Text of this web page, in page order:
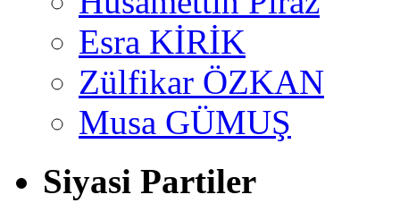
Esra KİRİK
Zülfikar ÖZKAN
Musa GÜMUŞ
Siyasi Partiler